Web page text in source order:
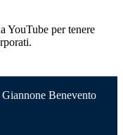
YouTube per tenere
Benevento